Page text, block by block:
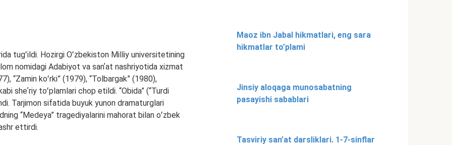
tugʻildi. Hozirgi Oʻzbekiston Milliy universitetining
nomidagi Adabiyot va sanʼat nashriyotida xizmat
“Zamin koʻrki” (1979), “Tolbargak” (1980),
sheʼriy toʻplamlari chop etildi. “Obida” (“Turdi
Tarjimon sifatida buyuk yunon dramaturglari
“Medeya” tragediyalarini mahorat bilan oʻzbek
ettirdi.
Maoz ibn Jabal hikmatlari, eng sara
hikmatlar to’plami
Jinsiy aloqaga munosabatning
pasayishi sabablari
Tasviriy san’at darsliklari. 1-7-sinflar